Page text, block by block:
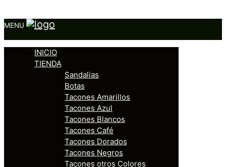
MENU
INICIO
TIENDA
Sandalias
Botas
Tacones Amarillos
Tacones Azul
Tacones Blancos
Tacones Café
Tacones Dorados
Tacones Negros
Tacones otros Colores